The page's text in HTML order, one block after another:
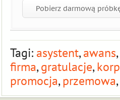
Pobierz darmową
Tagi: asystent,awans,
firma,gratulacje,
promocja,przemowa,